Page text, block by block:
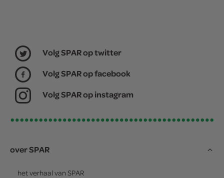
Volg SPAR op twitter
Volg SPAR op facebook
Volg SPAR op instagram
over SPAR
het verhaal van SPAR